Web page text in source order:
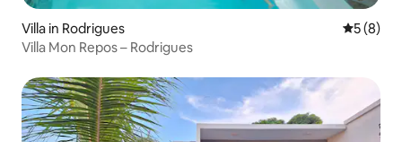
Villa in Rodrigues
5 (8)
Villa Mon Repos – Rodrigues